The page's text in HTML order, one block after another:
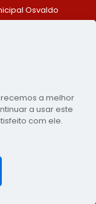
Osvaldo
553370-128
da
- PE
Digital
a melhor
a usar este
com ele.